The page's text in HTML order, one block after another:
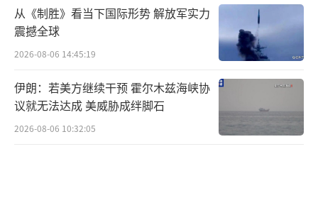
从《制胜》看当下国际形势 解放军实力
震撼全球
2026-08-06 14:45:19
伊朗：若美方继续干预 霍尔木兹海峡协
议就无法达成 美威胁成绊脚石
2026-08-06 10:32:05